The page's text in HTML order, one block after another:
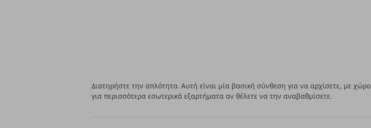
Διατηρήστε την απλότητα. Αυτή είναι μία βασική σύνθεση για να αρχίσετε, με χώρο
για περισσότερα εσωτερικά εξαρτήματα αν θέλετε να την αναβαθμίσετε.